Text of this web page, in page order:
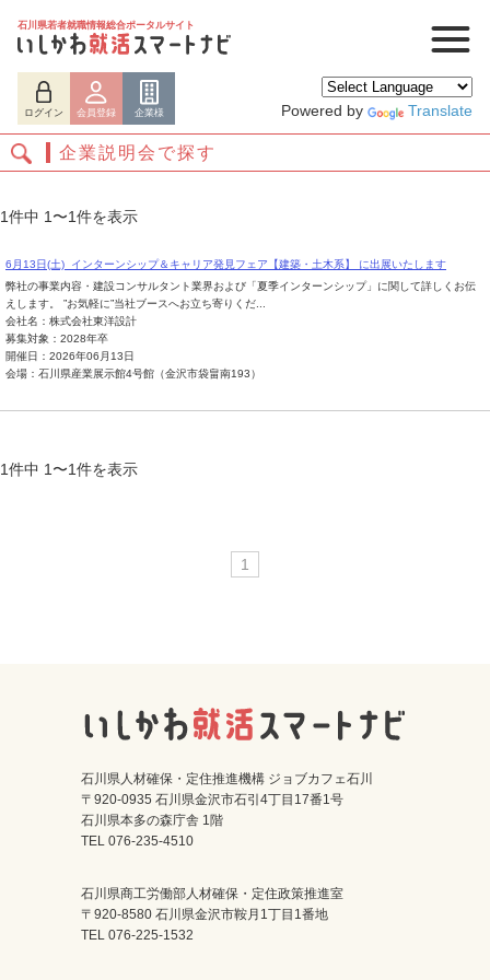
石川県若者就職情報総合ポータルサイト
ログイン 会員登録 企業様 Powered by Translate
ログイン
企業説明会で探す
1件中 1〜1件を表示
6月13日(土)_インターンシップ＆キャリア発見フェア【建築・土木系】 に出展いたします
弊社の事業内容・建設コンサルタント業界および「夏季インターンシップ」に関して詳しくお伝
えします。 ”お気軽に”当社ブースへお立ち寄りくだ...
会社名：株式会社東洋設計
募集対象：2028年卒
開催日：2026年06月13日
会場：石川県産業展示館4号館（金沢市袋畠南193）
1件中 1〜1件を表示
1
石川県人材確保・定住推進機構 ジョブカフェ石川
〒920-0935 石川県金沢市石引4丁目17番1号
石川県本多の森庁舎 1階
TEL 076-235-4510
石川県商工労働部人材確保・定住政策推進室
〒920-8580 石川県金沢市鞍月1丁目1番地
TEL 076-225-1532